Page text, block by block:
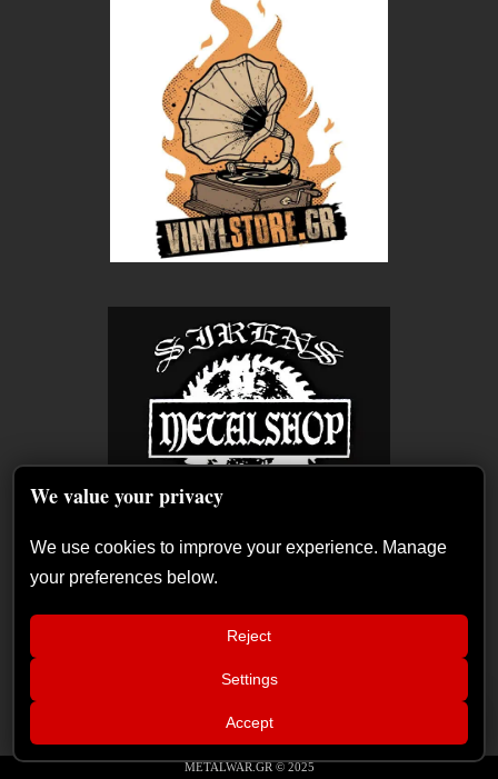
METALWAR.GR © 2025
We value your privacy
We use cookies to improve your experience. Manage
your preferences below.
Reject
Settings
Accept
Xandria – Eclipse: Κριτική άλμπουμ